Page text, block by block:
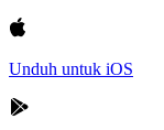
Unduh untuk iOS